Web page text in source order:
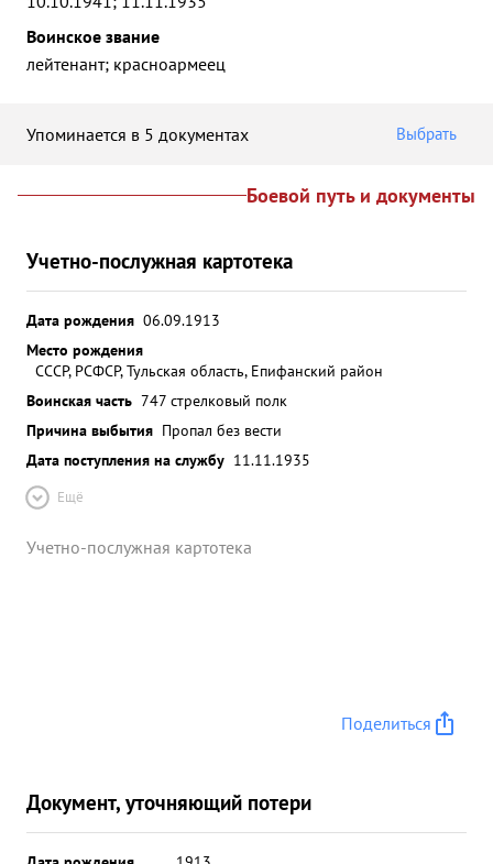
Воинское звание
лейтенант; красноармеец
Упоминается в 5 документах Выбрать
Боевой путь и документы
Учетно-послужная картотека
Дата рождения 06.09.1913
Место рождения
СССР, РСФСР, Тульская область, Епифанский район
Воинская часть 747 стрелковый полк
Причина выбытия Пропал без вести
Дата поступления на службу 11.11.1935
Ещё
Учетно-послужная картотека
Поделиться
Документ, уточняющий потери